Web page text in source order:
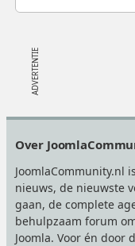
Over
JoomlaCommunity.nl
nieuws, de nieuwste
gaan, de complete
behulpzaam forum
Joomla. Voor én door